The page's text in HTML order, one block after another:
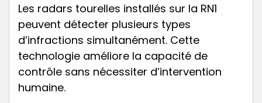
Les radars tourelles installés sur la RN1
peuvent détecter plusieurs types
d’infractions simultanément. Cette
technologie améliore la capacité de
contrôle sans nécessiter d’intervention
humaine.